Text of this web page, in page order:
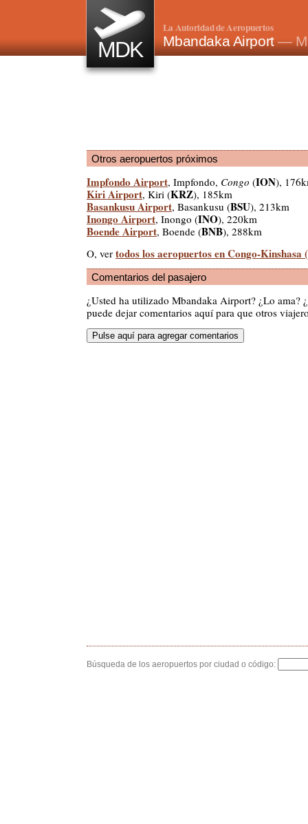
MDK
La Autoridad de Aeropuertos
Mbandaka Airport—
Otros aeropuertos próximos
Impfondo Airport, Impfondo, Congo (ION),
Kiri Airport, Kiri (KRZ), 185km
Basankusu Airport, Basankusu (BSU), 213km
Inongo Airport, Inongo (INO), 220km
Boende Airport, Boende (BNB), 288km
O, ver todos los aeropuertos en Congo-Kinshasa
Comentarios del pasajero
¿Usted ha utilizado Mbandaka Airport? ¿Lo ama?
puede dejar comentarios aquí para que otros
Búsqueda de los aeropuertos por ciudad o código: